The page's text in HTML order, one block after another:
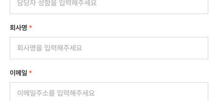
회사명 *
이메일 *